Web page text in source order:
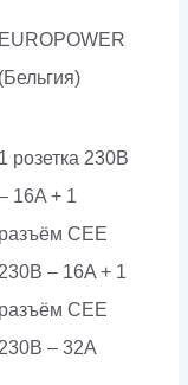
EUROPOWER
(Бельгия)
1 розетка 230В
16A + 1
разъём СЕЕ
230В – 16A + 1
разъём СЕЕ
230В – 32A